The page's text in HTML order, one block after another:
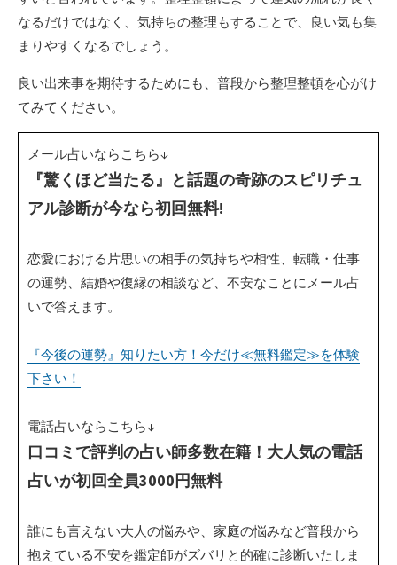
なるだけではなく、気持ちの整理もすることで、良い気も集
まりやすくなるでしょう。
良い出来事を期待するためにも、普段から整理整頓を心がけ
てみてください。
メール占いならこちら↓
『驚くほど当たる』と話題の奇跡のスピリチュ
アル診断が今なら初回無料!
恋愛における片思いの相手の気持ちや相性、転職・仕事
の運勢、結婚や復縁の相談など、不安なことにメール占
いで答えます。
『今後の運勢』知りたい方！今だけ≪無料鑑定≫を体験
下さい！
電話占いならこちら↓
口コミで評判の占い師多数在籍！大人気の電話
占いが初回全員3000円無料
誰にも言えない大人の悩みや、家庭の悩みなど普段から
抱えている不安を鑑定師がズバリと的確に診断いたしま